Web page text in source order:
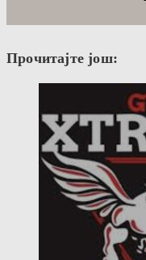
Прочитајте још: